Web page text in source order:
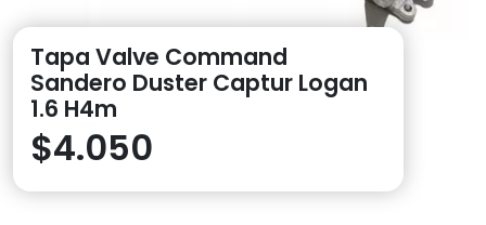
Tapa Valve Command
Sandero Duster Captur Logan
1.6 H4m
$4.050